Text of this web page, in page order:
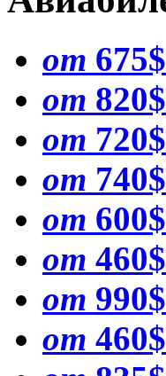
от 675$
от 820$
от 720$
от 740$
от 600$
от 460$
от 990$
от 460$